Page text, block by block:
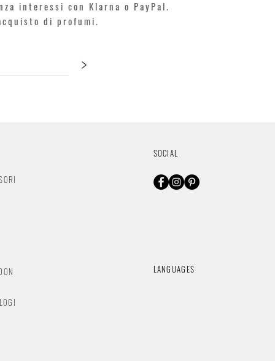
interessi con Klarna o PayPal.
di profumi.
>
SOCIAL
LANGUAGES